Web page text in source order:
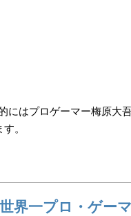
にはプロゲーマー梅原大
。
界一プロ・ゲー